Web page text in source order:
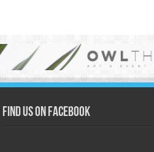
Find us on Facebook